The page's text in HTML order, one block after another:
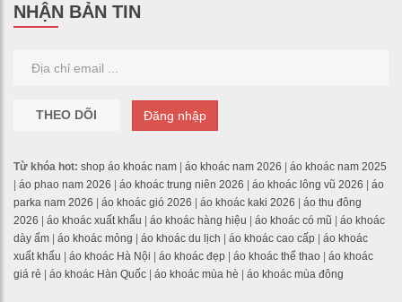
NHẬN BẢN TIN
THEO DÕI Đăng nhập
Từ khóa hot: shop áo khoác nam áo khoác nam 2026
áo khoác nam 2025
áo phao nam 2026 áo khoác trung niên 2026 áo khoác lông vũ 2026
áo
parka nam 2026
áo khoác gió 2026 áo khoác kaki 2026
áo thu đông
2026
áo khoác xuất khẩu áo khoác hàng hiệu áo khoác có mũ
áo khoác
dày ấm
áo khoác mỏng áo khoác du lịch áo khoác cao cấp
áo khoác
xuất khẩu
áo khoác Hà Nội áo khoác đẹp áo khoác thể thao
áo khoác
giá rẻ
áo khoác Hàn Quốc áo khoác mùa hè áo khoác mùa đông